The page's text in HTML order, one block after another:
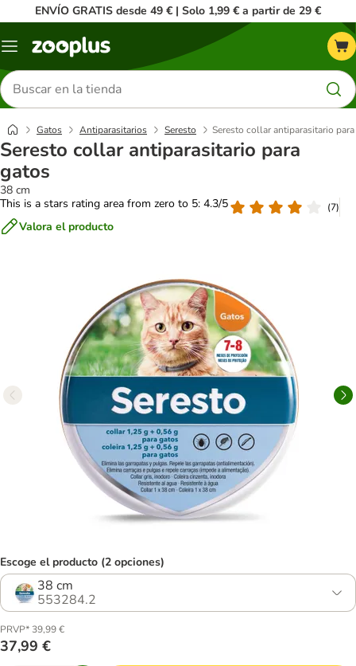
ENVÍO GRATIS desde 49 € | Solo 1,99 € a partir de 29 €
Menú
Buscar
productos
Gatos Antiparasitarios Seresto Seresto collar antiparasitario
Seresto collar antiparasitario para
gatos
38 cm
This is a stars rating area from zero to 5: 4.3/5
(7)
Valora el producto
Escoge el producto (2 opciones)
38 cm
553284.2
PRVP* 39,99 €
37,99 €